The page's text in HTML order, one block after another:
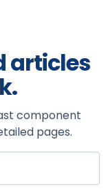
articles
component
pages.